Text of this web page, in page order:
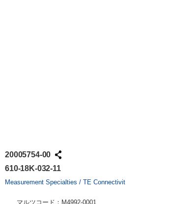
20005754-00
610-18K-032-11
Measurement Specialties / TE Connectivit
マルツコード： M4992-0001